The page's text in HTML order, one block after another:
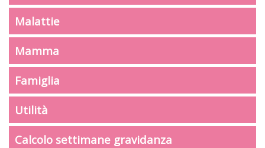
Malattie
Mamma
Famiglia
Utilità
Calcolo settimane gravidanza